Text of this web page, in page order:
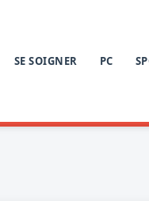
SE SOIGNER PC